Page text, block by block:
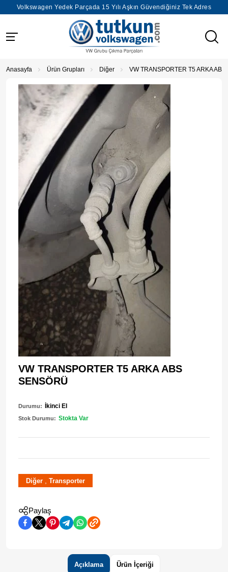
Volkswagen Yedek Parçada 15 Yılı Aşkın Güvendiğiniz Tek Adres
Anasayfa Ürün Grupları Diğer VW TRANSPORTER T5 ARKA
VW TRANSPORTER T5 ARKA ABS
SENSÖRÜ
Durumu: İkinci El
Stok Durumu: Stokta Var
Diğer , Transporter
Paylaş
Açıklama Ürün İçeriği